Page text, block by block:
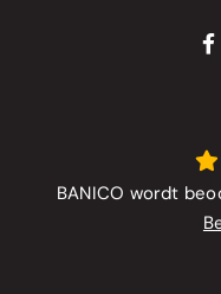
BANICO wordt